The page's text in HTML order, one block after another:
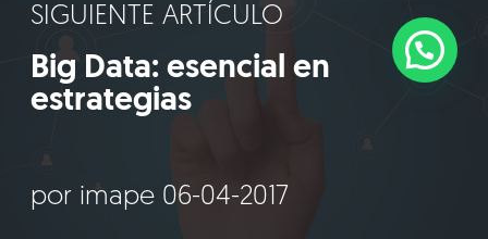
©2018 IMA GO!
SIGUIENTE ARTÍCULO
Big Data: esencial en
estrategias
por imape 06-04-2017